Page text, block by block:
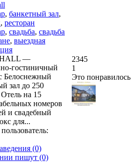
, банкетный зал,
, ресторан
, свадьба, свадьба
, выездная
HALL —
гостиничный
Белоснежный
зал до 250
на 15
номеров
и свадебный
для...
(0)
пишут (0)
2345
1
Это понравилось